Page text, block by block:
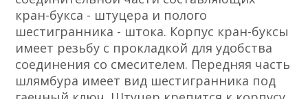
кран-букса - штуцера и полого
шестигранника - штока. Корпус кран-буксы
имеет резьбу с прокладкой для удобства
соединения со смесителем. Передняя часть
шлямбура имеет вид шестигранника под